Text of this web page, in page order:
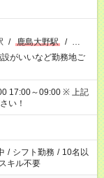
/ 鹿島大野駅 / …
がいいなど勤務地ご
～09:00 ※ 上記
い！
/ シフト勤務 / 10名以
キル不要